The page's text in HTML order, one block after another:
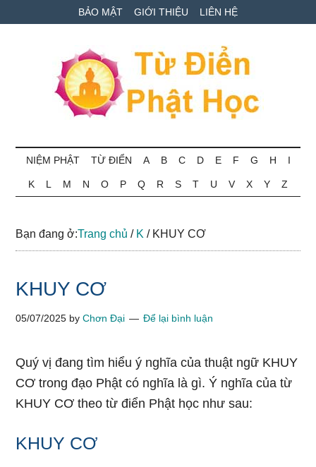
to
to
qua
BẢO MẬT GIỚI THIỆU LIÊN HỆ
Từ
điển
Phật
học
ngữ
NIỆM PHẬT TỪ ĐIỂN A B C D E F G H I
K L M N O P Q R S T U V X Y Z
Bạn đang ở:Trang chủ / K /KHUY CƠ
KHUY CƠ
05/07/2025 byChơn Đại Để lại bình luận
Quý vị đang tìm hiểu ý nghĩa của thuật ngữ KHUY
CƠ trong đạo Phật có nghĩa là gì. Ý nghĩa của từ
KHUY CƠ theo từ điển Phật học như sau:
KHUY CƠ